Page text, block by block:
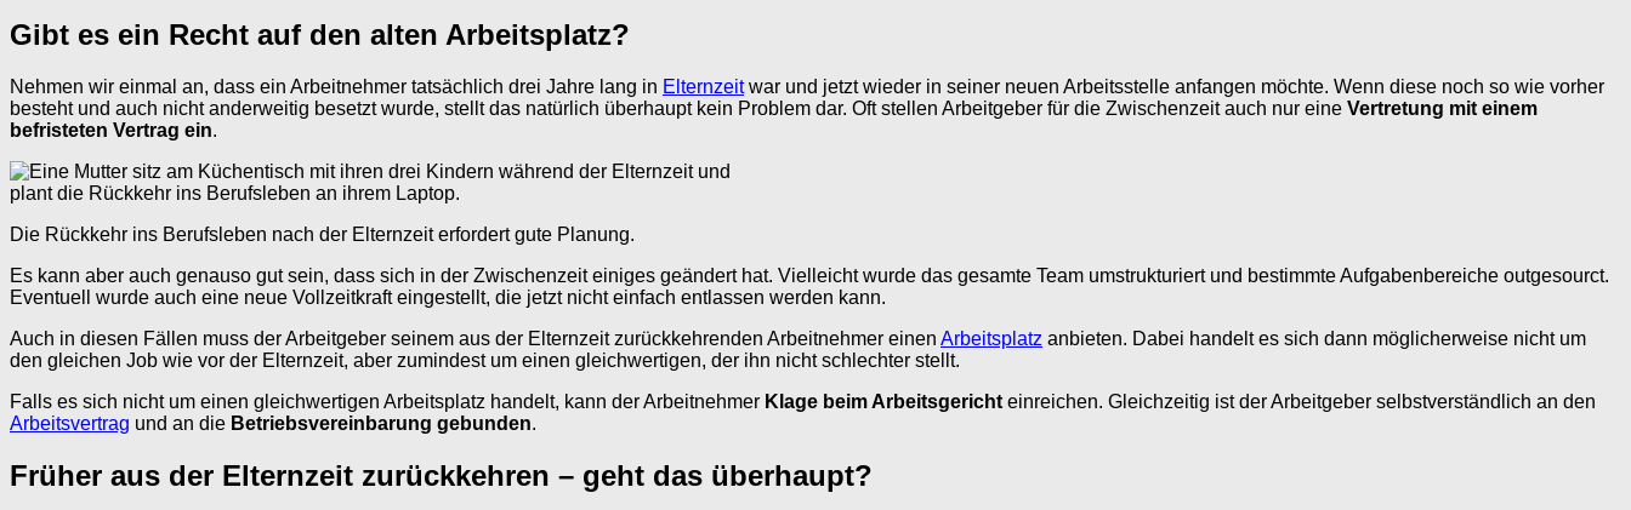
Gibt es ein Recht auf den alten Arbeitsplatz?
Nehmen wir einmal an, dass ein Arbeitnehmer tatsächlich drei Jahre lang in Elternzeitwar und jetzt wieder in seiner neuen Arbeitsstelle anfangen möchte. Wenn diese noch so wie vorher
besteht und auch nicht anderweitig besetzt wurde, stellt das natürlich überhaupt kein Problem dar. Oft stellen Arbeitgeber für die Zwischenzeit auch nur eine Vertretung mit einem
befristeten Vertrag ein.
Die Rückkehr ins Berufsleben nach der Elternzeit erfordert gute Planung.
Es kann aber auch genauso gut sein, dass sich in der Zwischenzeit einiges geändert hat. Vielleicht wurde das gesamte Team umstrukturiert und bestimmte Aufgabenbereiche outgesourct.
Eventuell wurde auch eine neue Vollzeitkraft eingestellt, die jetzt nicht einfach entlassen werden kann.
Auch in diesen Fällen muss der Arbeitgeber seinem aus der Elternzeit zurückkehrenden Arbeitnehmer einen Arbeitsplatz anbieten. Dabei handelt es sich dann möglicherweise nicht um
den gleichen Job wie vor der Elternzeit, aber zumindest um einen gleichwertigen, der ihn nicht schlechter stellt.
Falls es sich nicht um einen gleichwertigen Arbeitsplatz handelt, kann der Arbeitnehmer Klage beim Arbeitsgericht einreichen. Gleichzeitig ist der Arbeitgeber selbstverständlich an den
Arbeitsvertrag und an die Betriebsvereinbarung gebunden.
Früher aus der Elternzeit zurückkehren – geht das überhaupt?